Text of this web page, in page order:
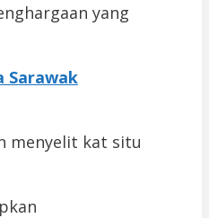
yang
Sarawak
menyelit kat situ